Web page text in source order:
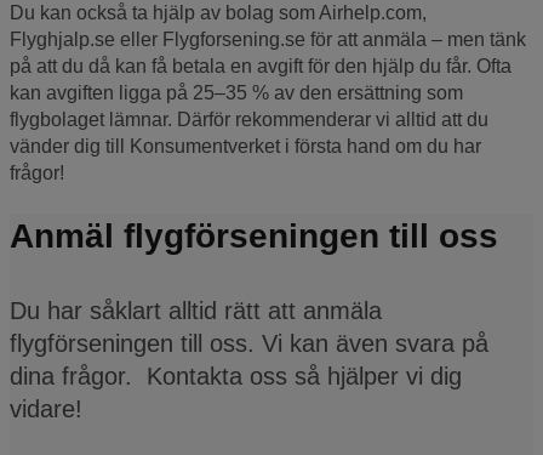
Du kan också ta hjälp av bolag som Airhelp.com,
Flyghjalp.se eller Flygforsening.se för att anmäla – men tänk
på att du då kan få betala en avgift för den hjälp du får. Ofta
kan avgiften ligga på 25–35 % av den ersättning som
flygbolaget lämnar. Därför rekommenderar vi alltid att du
vänder dig till Konsumentverket i första hand om du har
frågor!
Anmäl flygförseningen till oss
Du har såklart alltid rätt att anmäla
flygförseningen till oss. Vi kan även svara på
dina frågor. Kontakta oss så hjälper vi dig
vidare!